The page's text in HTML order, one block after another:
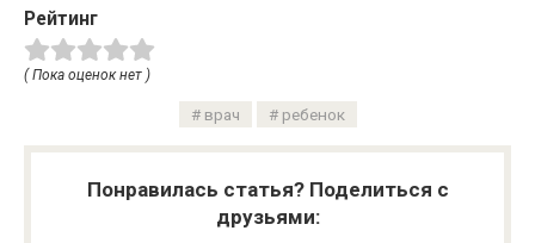
Рейтинг
( Пока оценок нет )
врач ребенок
Понравилась статья? Поделиться с
друзьями: